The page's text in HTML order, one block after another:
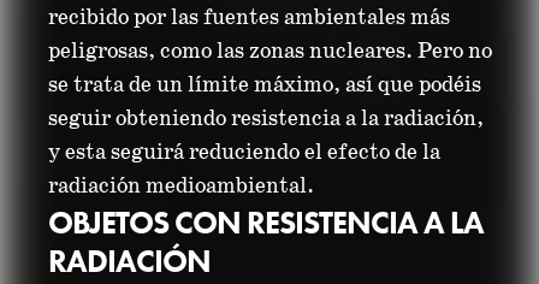
recibido por las fuentes ambientales más
peligrosas, como las zonas nucleares. Pero no
se trata de un límite máximo, así que podéis
seguir obteniendo resistencia a la radiación,
y esta seguirá reduciendo el efecto de la
radiación medioambiental.
OBJETOS CON RESISTENCIA A LA
RADIACIÓN